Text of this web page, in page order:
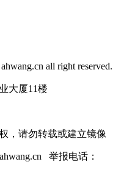
all right reserved.
大厦11楼
，请勿转载或建立镜像
举报电话：